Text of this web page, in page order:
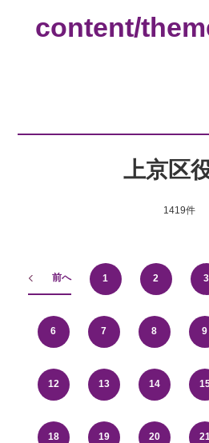
content/
上京区
1419件
前へ 1 2 3
6 7 8 9
12 13 14
18 19 20 21